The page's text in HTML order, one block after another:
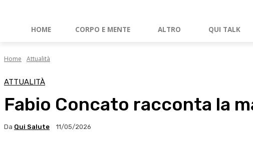
HOME CORPO E MENTE ALTRO QUI TALK
Home Attualità
ATTUALITÀ
Fabio Concato racconta la
Da Qui Salute 11/05/2026